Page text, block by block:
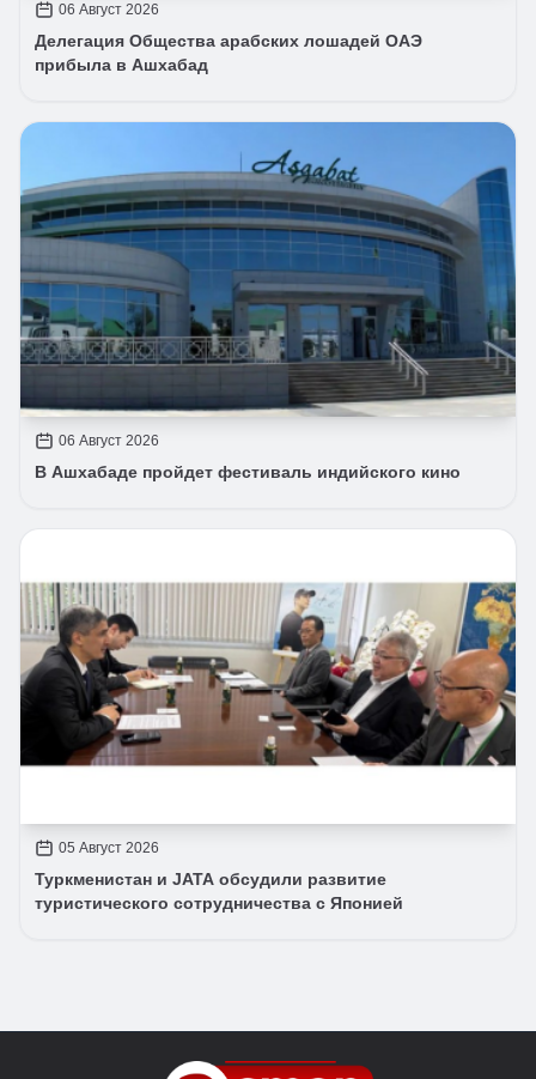
06 Август 2026
Делегация Общества арабских лошадей ОАЭ
прибыла в Ашхабад
06 Август 2026
В Ашхабаде пройдет фестиваль индийского кино
05 Август 2026
Туркменистан и JATA обсудили развитие
туристического сотрудничества с Японией